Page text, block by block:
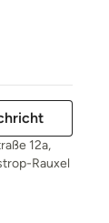
12a,
Rauxel